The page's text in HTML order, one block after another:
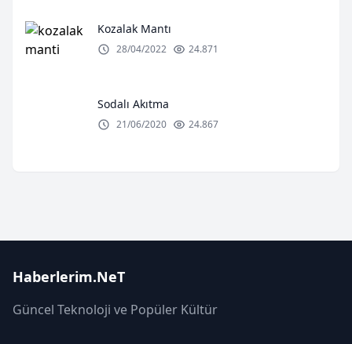
Kozalak Mantı
28/04/2022 24.871
Sodalı Akıtma
21/06/2020 24.867
Haberlerim.NeT
Güncel Teknoloji ve Popüler Kültür